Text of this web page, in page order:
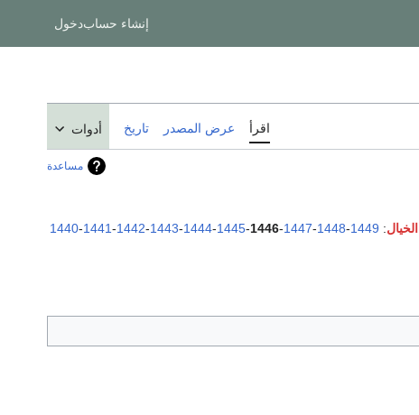
إنشاء حسابدخول
اقرأ عرض المصدر تاريخ أدوات
مساعدة
:
1440-1441-1442-1443-1444-1445-1446-1447-1448-1449